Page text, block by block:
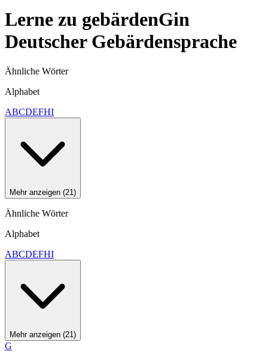
Lerne zu gebärdenGin
Deutscher Gebärdensprache
Ähnliche Wörter
Alphabet
ABCDEFHI
Mehr anzeigen (21)
Ähnliche Wörter
Alphabet
ABCDEFHI
Mehr anzeigen (21)
G